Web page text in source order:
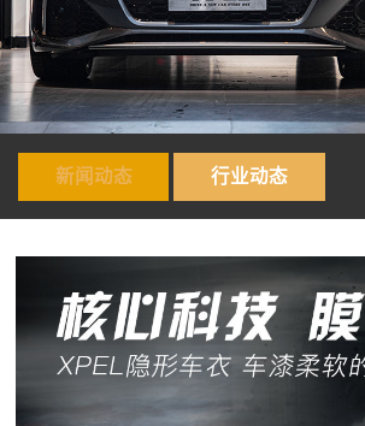
新闻动态 行业动态